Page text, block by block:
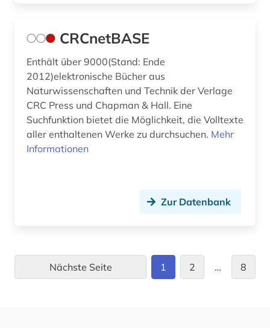
CRCnetBASE
Enthält über 9000(Stand: Ende
2012)elektronische Bücher aus
Naturwissenschaften und Technik der Verlage
CRC Press und Chapman & Hall. Eine
Suchfunktion bietet die Möglichkeit, die Volltexte
aller enthaltenen Werke zu durchsuchen. Mehr
Informationen
Zur Datenbank
Nächste Seite 1 2 … 8